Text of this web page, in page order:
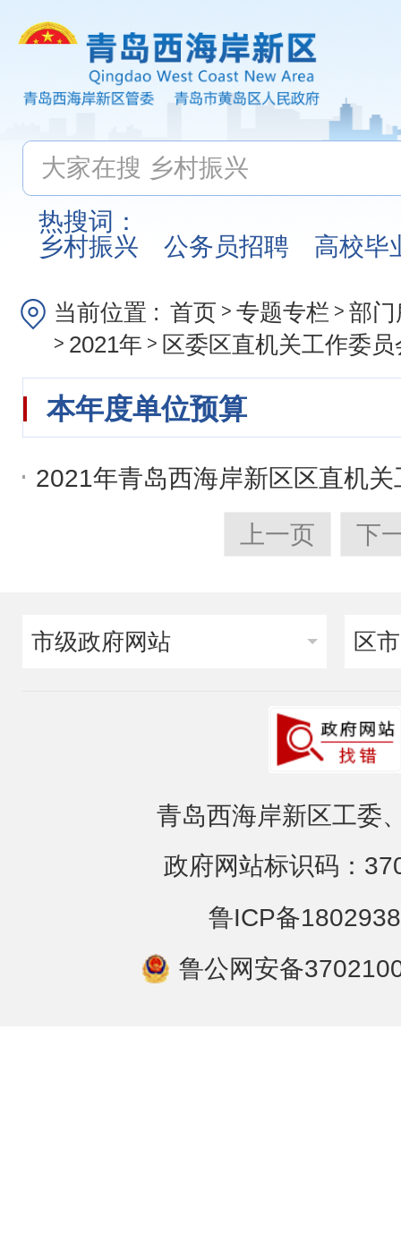
热搜词：
乡村振兴
公务员招聘 高校毕
当前位置 : 首页 > 专题专栏 > 部
> 2021年 > 区委区直机关工作委员
本年度单位预算
2021年青岛西海岸新区区直机
上一页 下
市级政府网站 区
青岛西海岸新区工委
政府网站标识码：
鲁ICP备
鲁公网安备